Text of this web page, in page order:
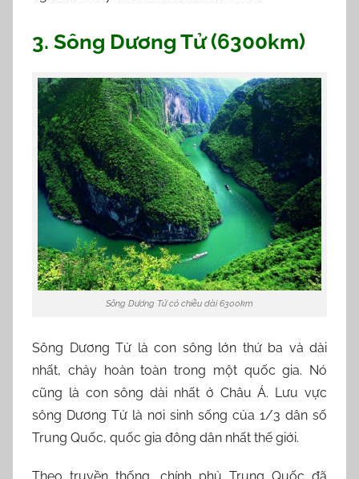
3. Sông Dương Tử (6300km)
Sông Dương Tử có chiều dài 6300km
Sông Dương Tử là con sông lớn thứ ba và dài
nhất, chảy hoàn toàn trong một quốc gia. Nó
cũng là con sông dài nhất ở Châu Á. Lưu vực
sông Dương Tử là nơi sinh sống của 1/3 dân số
Trung Quốc, quốc gia đông dân nhất thế giới.